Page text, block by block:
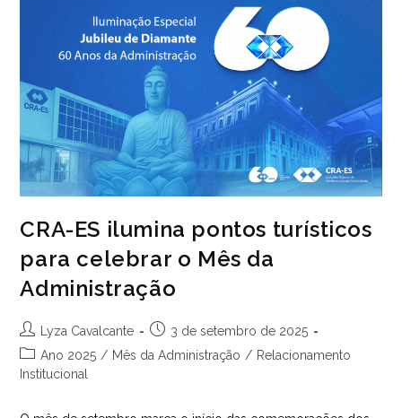
Competitividade
No
Data
Business
CRA-ES ilumina pontos turísticos
para celebrar o Mês da
Administração
Autor
do
post:
Lyza Cavalcante
Post
publicado:
3 de setembro de 2025
Categoria
do
Ano 2025 / Mês da Administração / Relacionamento
Institucional